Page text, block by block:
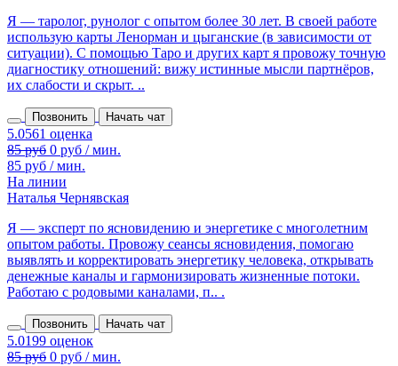
Я — таролог, рунолог с опытом более 30 лет. В своей работе
использую карты Ленорман и цыганские (в зависимости от
ситуации). С помощью Таро и других карт я провожу точную
диагностику отношений: вижу истинные мысли партнёров,
их слабости и скрыт. ..
Позвонить Начать чат
85 руб 0 руб / мин.
85 руб / мин.
На линии
Наталья Чернявская
Я — эксперт по ясновидению и энергетике с многолетним
опытом работы. Провожу сеансы ясновидения, помогаю
выявлять и корректировать энергетику человека, открывать
денежные каналы и гармонизировать жизненные потоки.
Работаю с родовыми каналами, п.. .
Позвонить Начать чат
85 руб 0 руб / мин.